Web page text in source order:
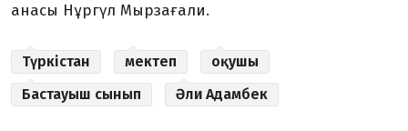
анасы Нұргүл Мырзағали.
Түркістан мектеп
оқушы
Бастауыш сынып
Әли Адамбек